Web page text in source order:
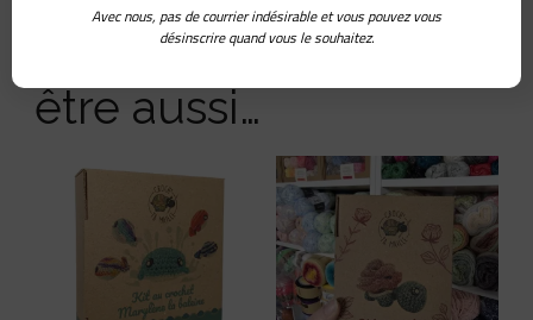
Vous aimerez peut-
être aussi…
Avec nous, pas de courrier indésirable et vous pouvez vous
désinscrire quand vous le souhaitez.